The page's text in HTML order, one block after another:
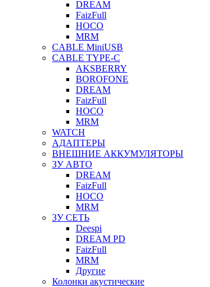
DREAM
FaizFull
HOCO
MRM
CABLE MiniUSB
CABLE TYPE-C
AKSBERRY
BOROFONE
DREAM
FaizFull
HOCO
MRM
WATCH
АДАПТЕРЫ
ВНЕШНИЕ АККУМУЛЯТОРЫ
ЗУ АВТО
DREAM
FaizFull
HOCO
MRM
ЗУ СЕТЬ
Deespi
DREAM PD
FaizFull
MRM
Другие
Колонки акустические